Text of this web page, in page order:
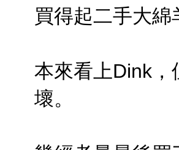
買得起二手大綿
本來看上Dink，
壞。